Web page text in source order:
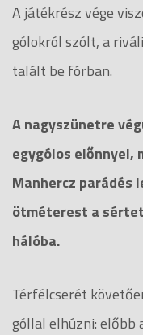
A játékrész vége
gólokról szólt, a
talált be fórban.
A nagyszünetre
egygólos előnnyel,
Manhercz
ötméterest a
hálóba.
Térfélcserét
góllal elhúzni: előbb